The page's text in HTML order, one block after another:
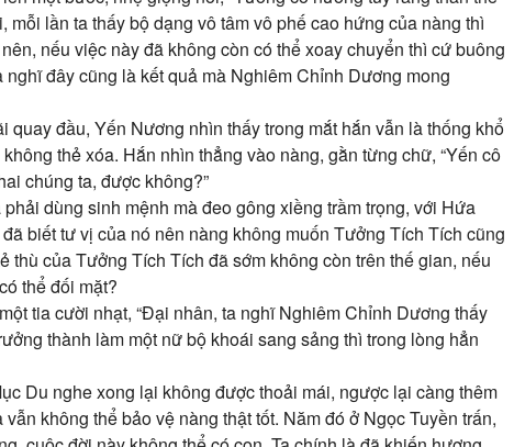
lần ta thấy bộ dạng vô tâm vô phế cao hứng của nàng thì
nếu việc này đã không còn có thể xoay chuyển thì cứ buông
đây cũng là kết quả mà Nghiêm Chỉnh Dương mong
quay đầu, Yến Nương nhìn thấy trong mắt hắn vẫn là thống khổ
thẻ xóa. Hắn nhìn thẳng vào nàng, gằn từng chữ, “Yến cô
chúng ta, được không?”
dùng sinh mệnh mà đeo gông xiềng trầm trọng, với Hứa
biết tư vị của nó nên nàng không muốn Tưởng Tích Tích cũng
thù của Tưởng Tích Tích đã sớm không còn trên thế gian, nếu
thể đối mặt?
tia cười nhạt, “Đại nhân, ta nghĩ Nghiêm Chỉnh Dương thấy
thành làm một nữ bộ khoái sang sảng thì trong lòng hẳn
Du nghe xong lại không được thoải mái, ngược lại càng thêm
không thể bảo vệ nàng thật tốt. Năm đó ở Ngọc Tuyền trấn,